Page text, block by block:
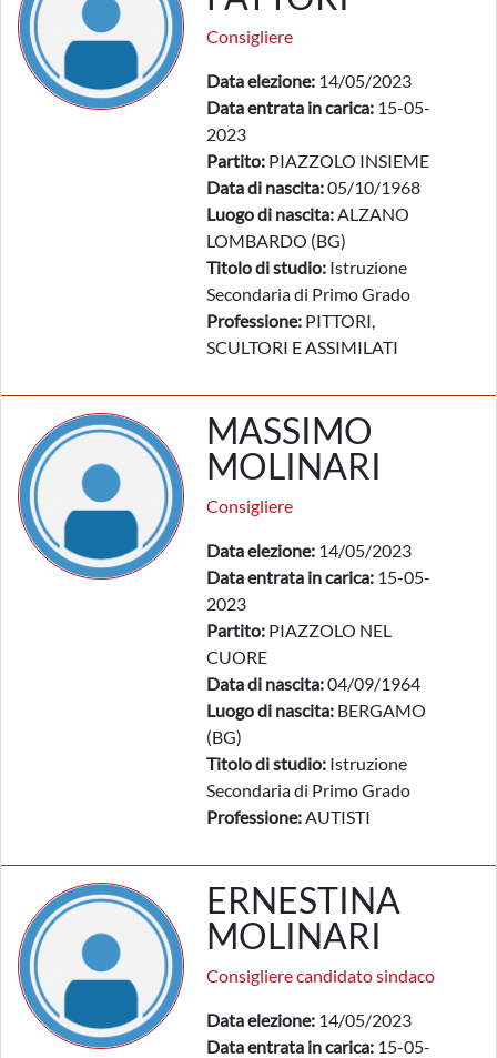
Consigliere
Data elezione: 14/05/2023
Data entrata in carica: 15-05-
2023
Partito: PIAZZOLO INSIEME
Data di nascita:05/10/1968
Luogo di nascita:ALZANO
LOMBARDO (BG)
Titolo di studio: Istruzione
Secondaria di Primo Grado
Professione: PITTORI,
SCULTORI E ASSIMILATI
MASSIMO
MOLINARI
Consigliere
Data elezione: 14/05/2023
Data entrata in carica: 15-05-
2023
Partito: PIAZZOLO NEL
CUORE
Data di nascita:04/09/1964
Luogo di nascita: BERGAMO
(BG)
Titolo di studio: Istruzione
Secondaria di Primo Grado
Professione:AUTISTI
ERNESTINA
MOLINARI
Consigliere candidato sindaco
Data elezione: 14/05/2023
Data entrata in carica: 15-05-